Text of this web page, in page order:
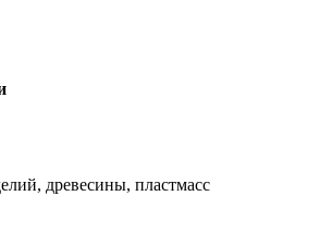
древесины, пластмасс